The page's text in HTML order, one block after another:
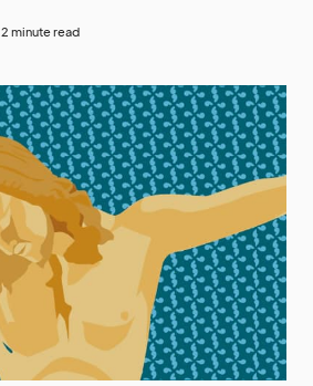
2 minute read